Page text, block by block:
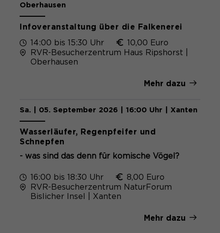
Oberhausen
Infoveranstaltung über die Falkenerei
14:00 bis 15:30 Uhr
10,00 Euro
RVR-Besucherzentrum Haus Ripshorst |
Oberhausen
Mehr dazu
Sa. | 05. September 2026 | 16:00 Uhr | Xanten
Wasserläufer, Regenpfeifer und
Schnepfen
- was sind das denn für komische Vögel?
16:00 bis 18:30 Uhr
8,00 Euro
RVR-Besucherzentrum NaturForum
Bislicher Insel | Xanten
Mehr dazu